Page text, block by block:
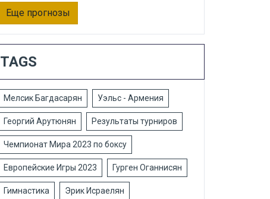
Еще прогнозы
TAGS
Мелсик Багдасарян Уэльс - Армения
Георгий Арутюнян Результаты турниров
Чемпионат Мира 2023 по боксу
Европейские Игры 2023 Гурген Оганнисян
Гимнастика Эрик Исраелян